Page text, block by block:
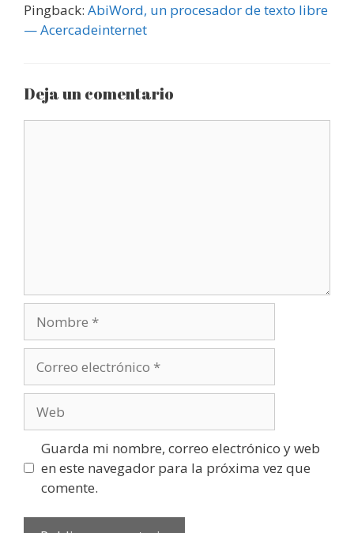
Pingback: AbiWord, un procesador de texto libre
— Acercadeinternet
Deja un comentario
electrónico
Guarda mi nombre, correo electrónico y web
en este navegador para la próxima vez que
comente.